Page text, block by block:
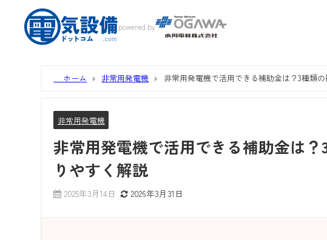
powered by
ホーム 非常用発電機 非常用発電機で活用できる補助金は？3種類
非常用発電機
非常用発電機で活用できる補助金は
りやすく解説
2025年3月14日 2026年3月31日